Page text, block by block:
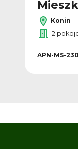
Konin
2
APN-MS-